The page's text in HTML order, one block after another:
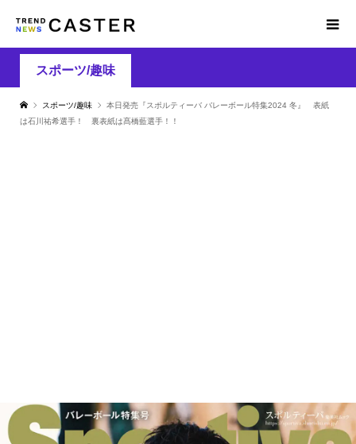
スポーツ/趣味
スポーツ/趣味
本日発売『スポルティーバ バレーボール特集2024 冬』 表紙
は石川祐希選手！ 裏表紙は髙橋藍選手！！